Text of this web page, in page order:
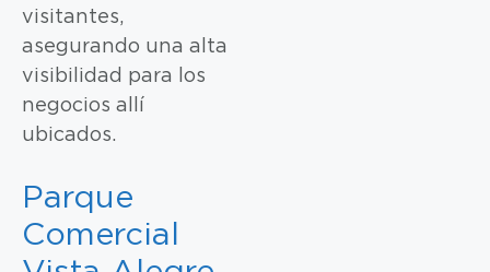
visitantes,
asegurando una alta
visibilidad para los
negocios allí
ubicados.
Parque
Comercial